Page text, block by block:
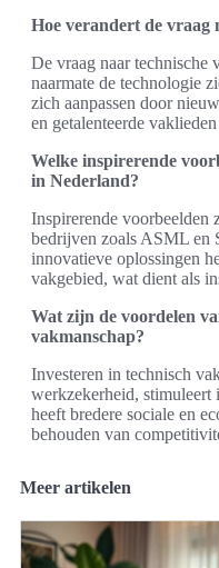
Hoe verandert de vraag
De vraag naar technische
naarmate de technologie
zich aanpassen door
en getalenteerde
Welke inspirerende
in Nederland?
Inspirerende voorbeelden
bedrijven zoals ASML en
innovatieve oplossingen
vakgebied, wat dient als
Wat zijn de voordelen
vakmanschap?
Investeren in technisch
werkzekerheid, stimuleert
heeft bredere sociale en
behouden van
Meer artikelen